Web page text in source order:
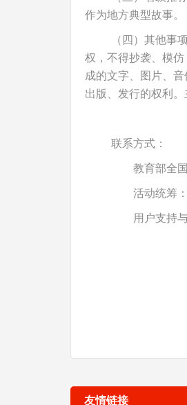
作为地方典型故事。
（四）其他事
权，不得抄袭、模
成的文字、图片、
出版、发行的权利
联系方式：
教育部全国
活动统筹：
用户支持与
友情链接